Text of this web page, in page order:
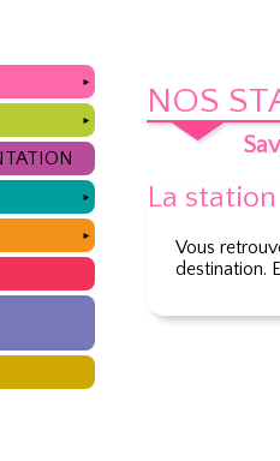
►
►
►
►
NOS
La station
Vous
destination.